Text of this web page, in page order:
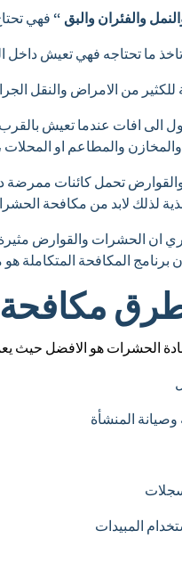
والفئران والبق “ فهي
ما تحتاجه فهي تعيش داخل
للكثير من الامراض والنقل
الى افات عندما تعيش
والمخازن والمطاعم او المحلات
تحمل كائنات ممرضة
لذلك لابد من مكافحة
ان الحشرات والقوارض
برنامج المكافحة
مكافحة
الحشرات هو الافضل حيث
المنشأة
المبيدات